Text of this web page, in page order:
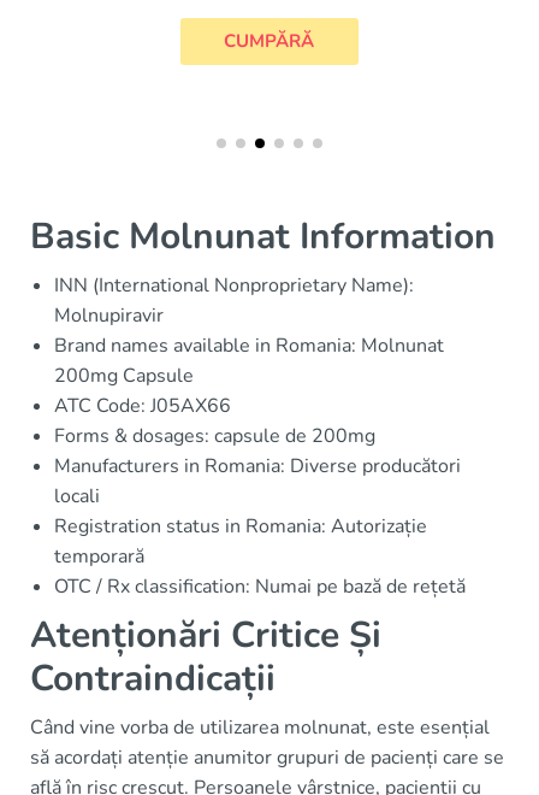
CUMPĂRĂ
Basic Molnunat Information
INN (International Nonproprietary Name):
Molnupiravir
Brand names available in Romania: Molnunat
200mg Capsule
ATC Code: J05AX66
Forms & dosages: capsule de 200mg
Manufacturers in Romania: Diverse producători
locali
Registration status in Romania: Autorizație
temporară
OTC / Rx classification: Numai pe bază de rețetă
Atenționări Critice Și
Contraindicații
Când vine vorba de utilizarea molnunat, este esențial
să acordați atenție anumitor grupuri de pacienți care se
află în risc crescut. Persoanele vârstnice, pacienții cu